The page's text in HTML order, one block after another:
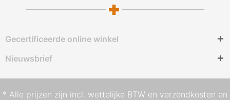
Gecertificeerde online winkel
Nieuwsbrief
* Alle prijzen zijn incl. wettelijke BTW en verzendkosten en